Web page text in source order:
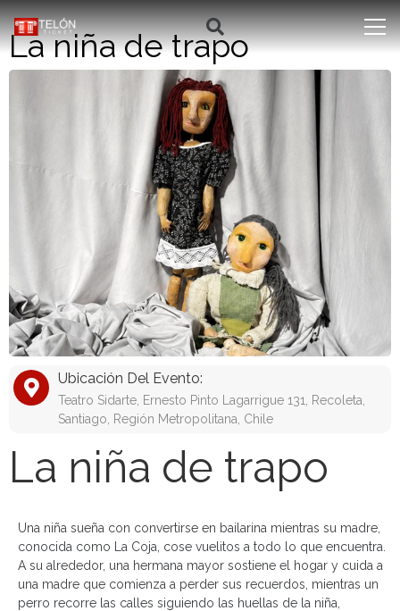
La niña de trapo
Ubicación Del Evento:
Teatro Sidarte, Ernesto Pinto Lagarrigue 131, Recoleta,
Santiago, Región Metropolitana, Chile
La niña de trapo
Una niña sueña con convertirse en bailarina mientras su madre,
conocida como La Coja, cose vuelitos a todo lo que encuentra.
A su alrededor, una hermana mayor sostiene el hogar y cuida a
una madre que comienza a perder sus recuerdos, mientras un
perro recorre las calles siguiendo las huellas de la niña,